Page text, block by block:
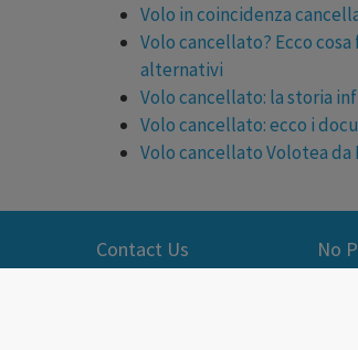
Volo in coincidenza
Volo cancellato? Ecco
alternativi
Volo cancellato: la storia
Volo cancellato: ecco i
Volo cancellato Volotea da
Contact Us No